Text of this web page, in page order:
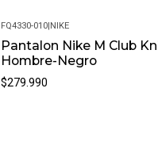
FQ4330-010|NIKE
Pantalon Nike M Club
Hombre-Negro
$279.990